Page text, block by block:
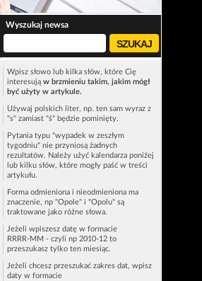
Wyszukaj newsa
Wpisz słowo lub kilka słów, które Cię
interesują w brzmieniu takim, jakim mógł
być użyty w artykule.
Używaj polskich liter, np. ten sam wyraz z
"s" zamiast "ś" będzie pominięty.
Pytania typu "wypadek w zeszłym
tygodniu" nie przyniosą żadnych
rezultatów. Należy użyć kalendarza poniżej
lub kilku słów, które mogły paść w treści
artykułu.
Forma odmieniona i nieodmieniona ma
znaczenie, np "Opole" i "Opolu" są
traktowane jako różne słowa.
Jeżeli wpiszesz datę w formacie
RRRR-MM - czyli np 2010-12 to
przeszukasz tylko ten miesiąc.
Jeżeli chcesz przeszukać zakres dat, wpisz
daty w formacie